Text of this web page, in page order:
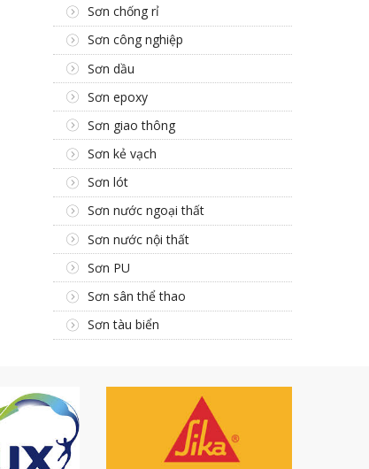
Sơn chống rỉ
Sơn công nghiệp
Sơn dầu
Sơn epoxy
Sơn giao thông
Sơn kẻ vạch
Sơn lót
Sơn nước ngoại thất
Sơn nước nội thất
Sơn PU
Sơn sân thể thao
Sơn tàu biển